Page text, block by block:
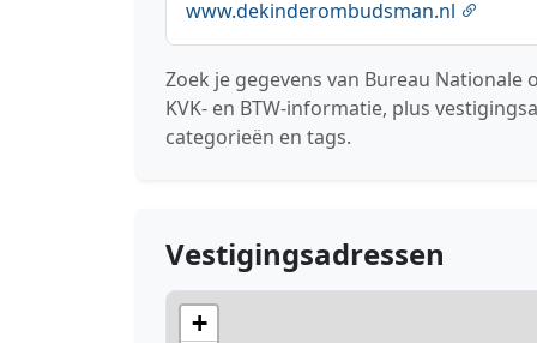
www.dekinderombudsman.nl
Zoek je gegevens van Bureau Nationale
KVK- en BTW-informatie, plus
categorieën en tags.
Vestigingsadressen
+